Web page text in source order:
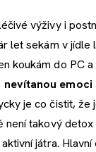
výživy i
let sekám v jídle
koukám do PC a
nevítanou
je co čistit, že
takový detox
játra. Hlavní